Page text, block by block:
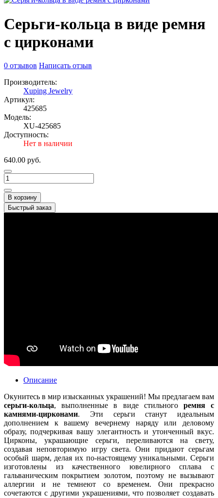
Серьги-кольца в виде ремня
с цирконами
0 отзывов Написать отзыв
Производитель:
Xuping Jewelry
Артикул:
425685
Модель:
XU-425685
Доступность:
Нет в наличии
640.00 руб.
В корзину
Быстрый заказ
Описание
Окунитесь в мир изысканных украшений! Мы предлагаем вам
серьги-кольца, выполненные в виде стильного ремня с
камнями-цирконами. Эти серьги станут идеальным
дополнением к вашему вечернему наряду или деловому
образу, подчеркивая вашу элегантность и утонченный вкус.
Цирконы, украшающие серьги, переливаются на свету,
создавая неповторимую игру света. Они придают серьгам
особый шарм, делая их по-настоящему уникальными. Серьги
изготовлены из качественного ювелирного сплава с
гальваническим покрытием золотом, поэтому не вызывают
аллергии и не темнеют со временем. Они прекрасно
сочетаются с другими украшениями, что позволяет создавать